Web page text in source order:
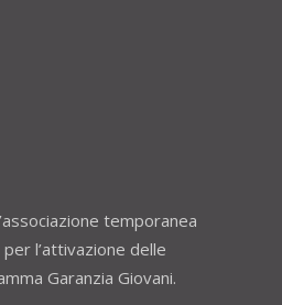
temporanea
l’attivazione delle
Garanzia Giovani.